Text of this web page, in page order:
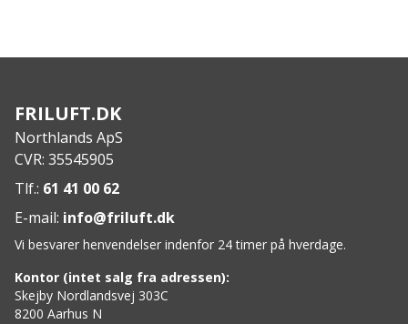
FRILUFT.DK
Northlands ApS
CVR: 35545905
Tlf.: 61 41 00 62
E-mail: info@friluft.dk
Vi besvarer henvendelser indenfor 24 timer på hverdage.
Kontor (intet salg fra adressen):
Skejby Nordlandsvej 303C
8200 Aarhus N